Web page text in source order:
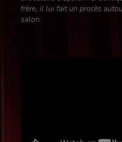
frère, il lui fait un procès
salon.